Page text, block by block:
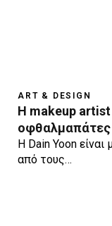
ART & DESIGN
H makeup artist
οφθαλμαπάτες
H Dain Yoon
από τους…